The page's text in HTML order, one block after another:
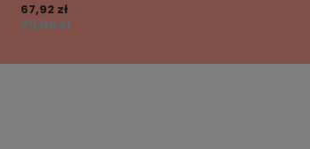
79,90 zł
67,92 zł